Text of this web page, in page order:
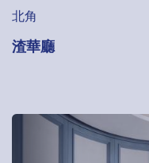
北角
渣華廳